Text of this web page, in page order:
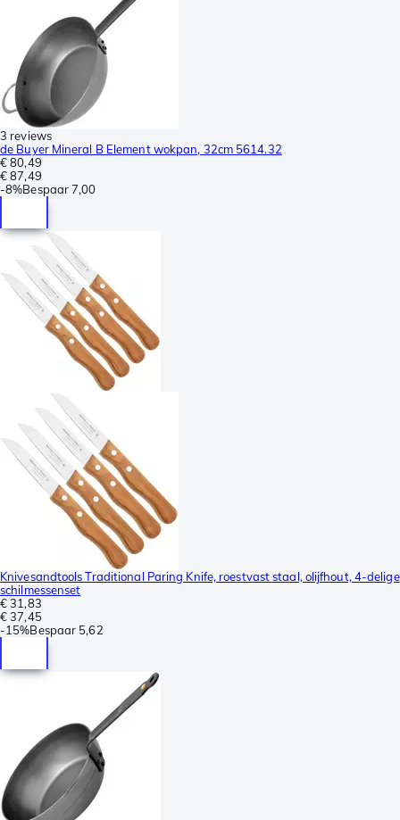
3 reviews
de Buyer Mineral B Element wokpan, 32cm 5614.32
€ 80,49
€ 87,49
-8%Bespaar7,00
Knivesandtools Traditional Paring Knife, roestvast staal, olijfhout, 4-delige
schilmessenset
€ 31,83
€ 37,45
-15%Bespaar 5,62